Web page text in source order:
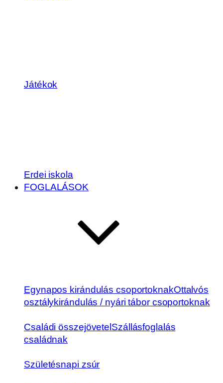
Játékok
Erdei iskola
FOGLALÁSOK
Egynapos kirándulás csoportoknakOttalvós
osztálykirándulás / nyári tábor csoportoknak
Családi összejövetelSzállásfoglalás
családnak
Születésnapi zsúr